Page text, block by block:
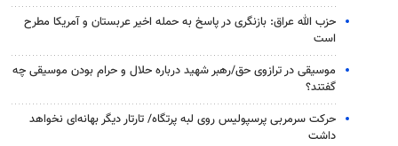
حزب الله عراق: بازنگری در پاسخ به حمله اخیر عربستان و آمریکا مطرح
است
موسیقی در ترازوی حق/رهبر شهید درباره حلال و حرام بودن موسیقی چه
گفتند؟
حرکت سرمربی پرسپولیس روی لبه پرتگاه/ تارتار دیگر بهانه‌ای نخواهد
داشت